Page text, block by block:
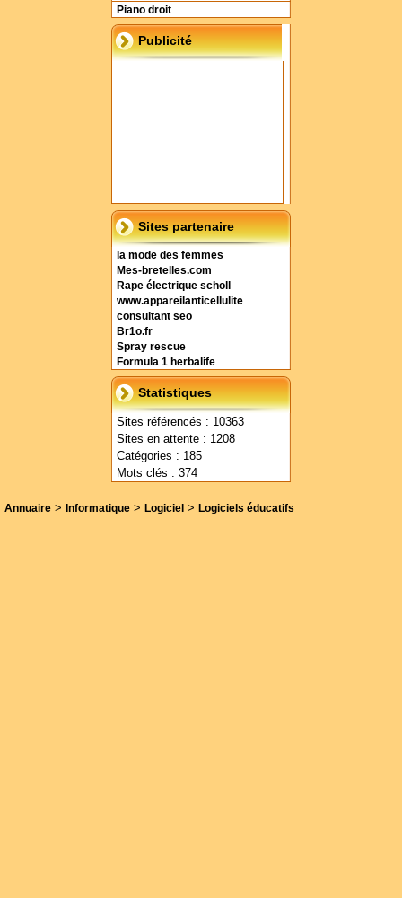
Piano droit
Publicité
Sites partenaire
la mode des femmes
Mes-bretelles.com
Rape électrique scholl
www.appareilanticellulite
consultant seo
Br1o.fr
Spray rescue
Formula 1 herbalife
Statistiques
Sites référencés : 10363
Sites en attente : 1208
Catégories : 185
Mots clés : 374
Annuaire > Informatique > Logiciel > Logiciels éducatifs